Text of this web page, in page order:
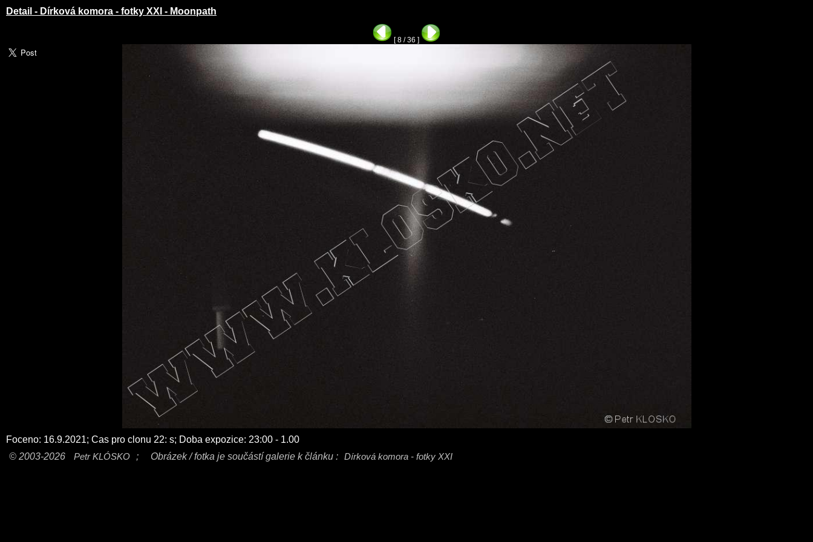
Detail - Dírková komora - fotky XXI - Moonpath
[ 8 / 36 ]
Foceno: 16.9.2021; Cas pro clonu 22: s; Doba expozice: 23:00 - 1.00
© 2003-2026
Petr KLÓSKO ; Obrázek / fotka je součástí galerie k článku : Dírková komora - fotky XXI